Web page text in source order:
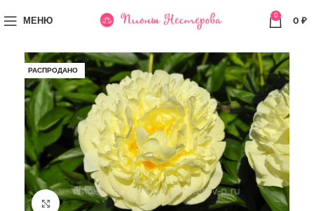
МЕНЮ 0 0 ₽
РАСПРОДАНО
Увеличить